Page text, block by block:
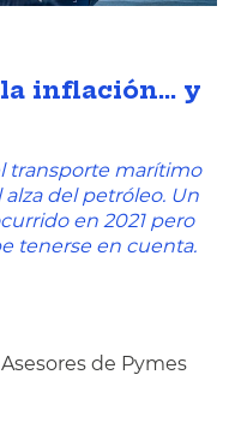
inflación… y
transporte marítimo
del petróleo. Un
en 2021 pero
tenerse en cuenta.
de Pymes